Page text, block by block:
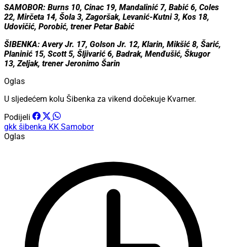
SAMOBOR: Burns 10, Cinac 19, Mandalinić 7, Babić 6, Coles
22, Mirčeta 14, Šola 3, Zagoršak, Levanić-Kutni 3, Kos 18,
Udovičić, Porobić, trener Petar Babić
ŠIBENKA: Avery Jr. 17, Golson Jr. 12, Klarin, Mikšić 8, Šarić,
Planinić 15, Scott 5, Šljivarić 6, Badrak, Menđušić, Škugor
13, Zeljak, trener Jeronimo Šarin
Oglas
U sljedećem kolu Šibenka za vikend dočekuje Kvarner.
Podijeli
gkk šibenka KK Samobor
Oglas